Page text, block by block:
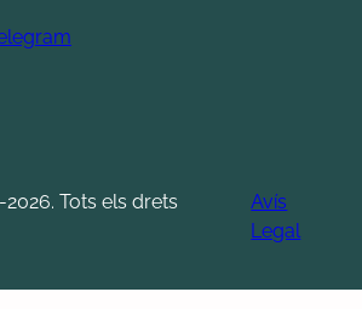
Tots els drets
Avís
Legal